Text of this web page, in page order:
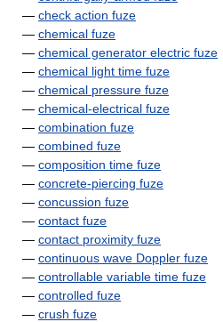
— check action fuze
— chemical fuze
— chemical generator electric fuze
— chemical light time fuze
— chemical pressure fuze
— chemical-electrical fuze
— combination fuze
— combined fuze
— composition time fuze
— concrete-piercing fuze
— concussion fuze
— contact fuze
— contact proximity fuze
— continuous wave Doppler fuze
— controllable variable time fuze
— controlled fuze
— crush fuze